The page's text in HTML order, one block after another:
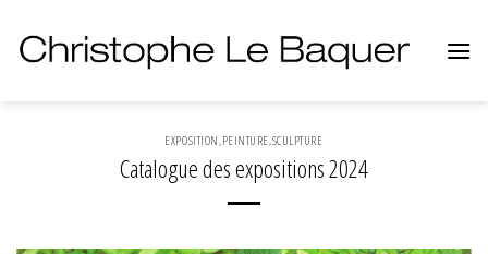
content
EXPOSITION,PEINTURE,SCULPTURE
Catalogue des expositions 2024